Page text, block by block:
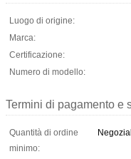
Luogo di origine:
Marca:
Certificazione:
Numero di modello:
Termini di pagamento e
Quantità di ordine
minimo: